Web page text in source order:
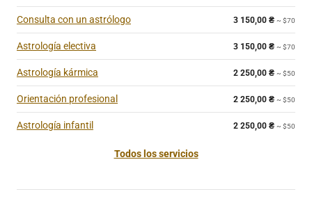
Consulta con un astrólogo 3 150,00 ₴ ~ $70
Astrología electiva 3 150,00 ₴ ~ $70
Astrología kármica 2 250,00 ₴ ~ $50
Orientación profesional 2 250,00 ₴ ~ $50
Astrología infantil 2 250,00 ₴ ~ $50
Todos los servicios